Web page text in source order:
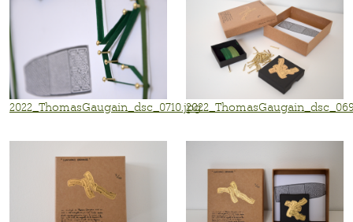
2022_ThomasGaugain_dsc_0710.jpg